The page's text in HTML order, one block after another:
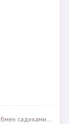
продажа путевок · 25.01.2023